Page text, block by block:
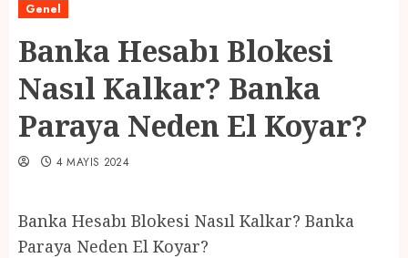
Genel
Banka Hesabı Blokesi
Nasıl Kalkar? Banka
Paraya Neden El Koyar?
4 MAYIS 2024
Banka Hesabı Blokesi Nasıl Kalkar? Banka
Paraya Neden El Koyar?